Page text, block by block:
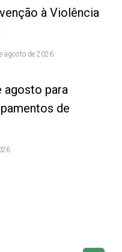
à Violência
agosto de 2026
agosto para
de